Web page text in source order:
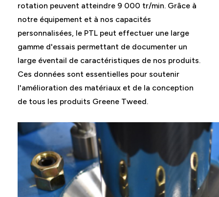
rotation peuvent atteindre 9 000 tr/min. Grâce à
notre équipement et à nos capacités
personnalisées, le PTL peut effectuer une large
gamme d'essais permettant de documenter un
large éventail de caractéristiques de nos produits.
Ces données sont essentielles pour soutenir
l'amélioration des matériaux et de la conception
de tous les produits Greene Tweed.